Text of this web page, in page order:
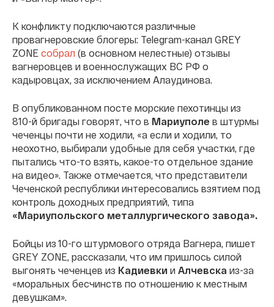
К конфликту подключаются различные
провагнеровские блогеры: Telegram-канал GREY
ZONE собрал (в основном нелестные) отзывы
вагнеровцев и военнослужащих ВС РФ о
кадыровцах, за исключением Алаудинова.
В опубликованном посте морские пехотинцы из
810-й бригады говорят, что в Мариуполе в штурмы
чеченцы почти не ходили, «а если и ходили, то
неохотно, выбирали удобные для себя участки, где
пытались что-то взять, какое-то отдельное здание
на видео». Также отмечается, что представители
Чеченской республики интересовались взятием под
контроль доходных предприятий, типа
«Мариупольского металлургического завода».
Бойцы из 10-го штурмового отряда Вагнера, пишет
GREY ZONE, рассказали, что им пришлось силой
выгонять чеченцев из Кадиевки и Алчевска из-за
«моральных бесчинств по отношению к местным
девушкам».